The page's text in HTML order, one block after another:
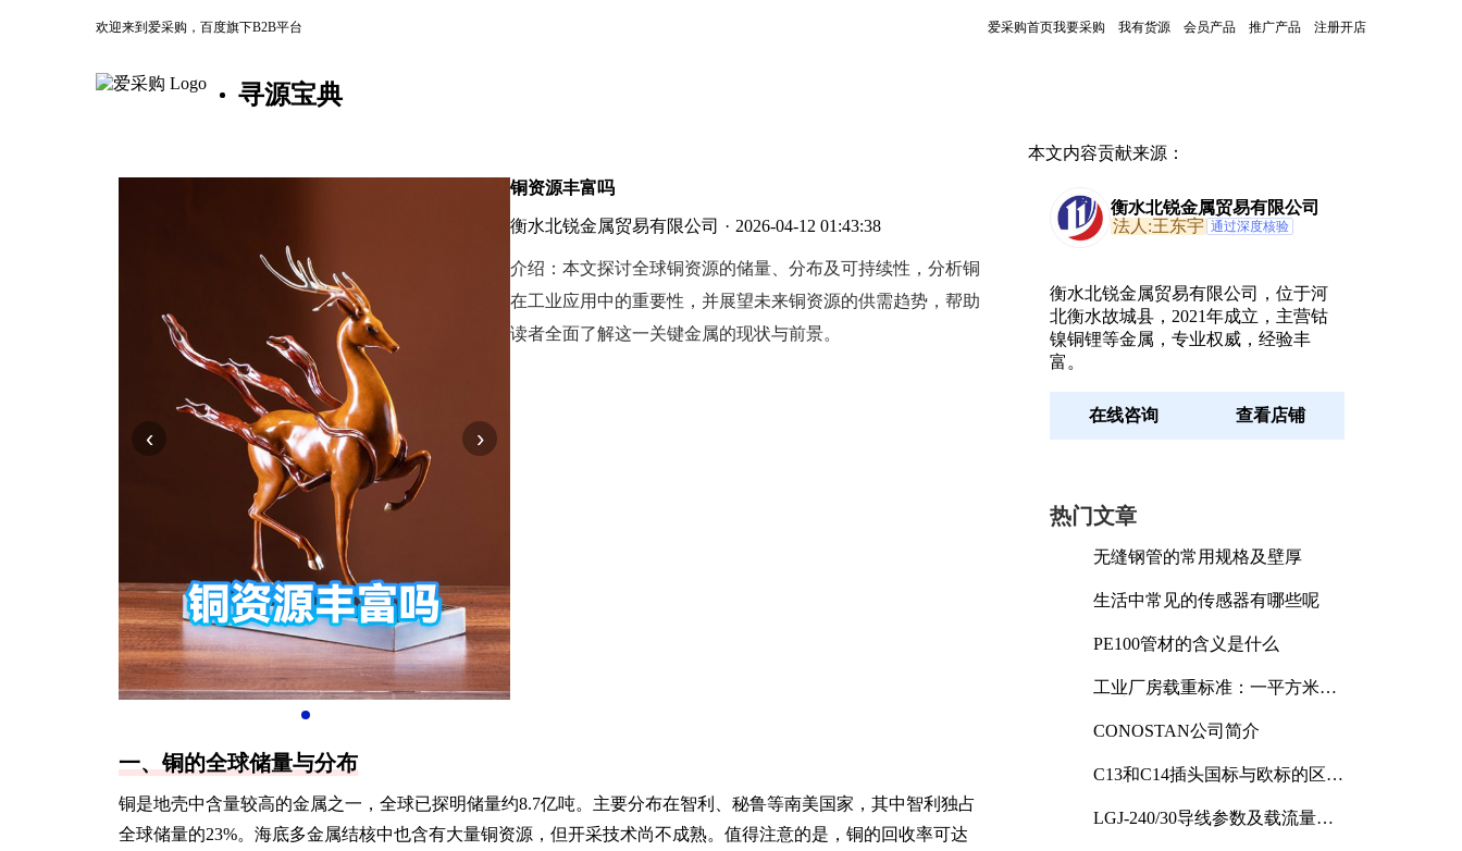
欢迎来到爱采购，百度旗下B2B平台 爱采购首页我要采购 我有货源 会员产品 推广产品 注册开店
寻源宝典
‹ ›
铜资源丰富吗
衡水北锐金属贸易有限公司 · 2026-04-12 01:43:38
介绍： 本文探讨全球铜资源的储量、分布及可持续性，分析铜
在工业应用中的重要性，并展望未来铜资源的供需趋势，帮助
读者全面了解这一关键金属的现状与前景。
一、铜的全球储量与分布
铜是地壳中含量较高的金属之一，全球已探明储量约8.7亿吨。主要分布在智利、秘鲁等南美国家，其中智利独占
全球储量的23%。海底多金属结核中也含有大量铜资源，但开采技术尚不成熟。值得注意的是，铜的回收率可达
本文内容贡献来源：
衡水北锐金属贸易有限公司
法人:王东宇 通过深度核验
衡水北锐金属贸易有限公司，位于河
北衡水故城县，2021年成立，主营钴
镍铜锂等金属，专业权威，经验丰
富。
在线咨询 查看店铺
热门文章
无缝钢管的常用规格及壁厚
生活中常见的传感器有哪些呢
PE100管材的含义是什么
工业厂房载重标准：一平方米能
CONOSTAN公司简介
C13和C14插头国标与欧标的区别
LGJ-240/30导线参数及载流量解